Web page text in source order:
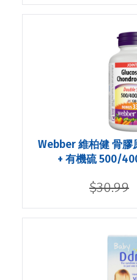
Webber 維柏健 骨膠
+ 有機硫 500/
$30.99